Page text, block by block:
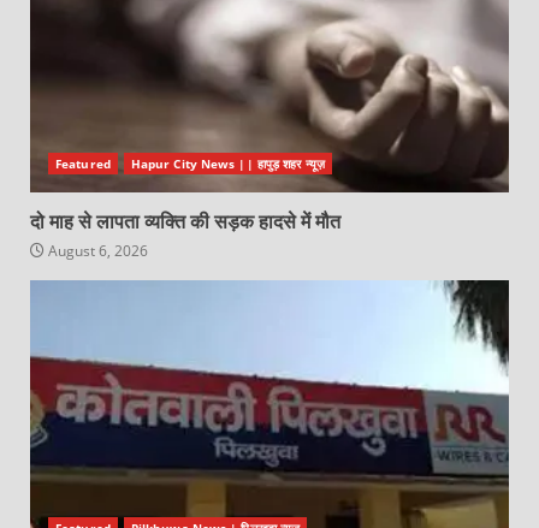
Featured Hapur City News || हापुड़ शहर न्यूज़
दो माह से लापता व्यक्ति की सड़क हादसे में मौत
August 6, 2026